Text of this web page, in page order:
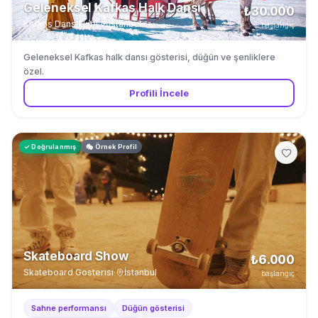
Geleneksel Kafkas Halk Dansı
Kafkas Dans Ekibi· İstanbul
₺30.000
başlangıç
Geleneksel Kafkas halk dansı gösterisi, düğün ve şenliklere
özel.
Profili İncele
✓ Doğrulanmış 🎭 Örnek Profil
Skateboard Show
Skateboard Gosterisi· İstanbul
₺6.000
başlangıç
Sahne performansı
Düğün gösterisi